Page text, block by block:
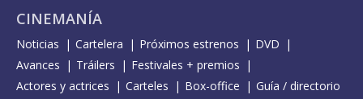
CINEMANÍA
Noticias Cartelera Próximos estrenos
DVD
Avances
Tráilers
Festivales + premios
Actores y actrices
Carteles Box-office Guía / directorio